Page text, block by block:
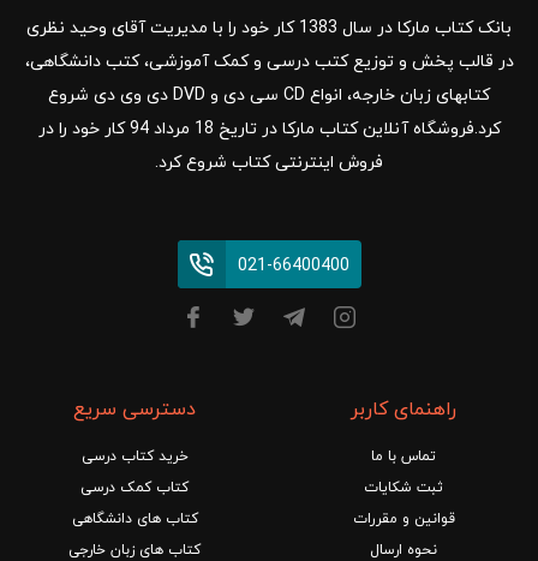
بانک کتاب مارکا در سال 1383 کار خود را با مدیریت آقای وحید نظری
در قالب پخش و توزیع کتب درسی و کمک آموزشی، کتب دانشگاهی،
کتابهای زبان خارجه، انواع CD سی دی و DVD دی وی دی شروع
کرد.فروشگاه آنلاین کتاب مارکا در تاریخ 18 مرداد 94 کار خود را در
فروش اینترنتی کتاب شروع کرد.
021-66400400
راهنمای کاربر
تماس با ما
ثبت شکایات
قوانین و مقررات
نحوه ارسال
دسترسی سریع
خرید کتاب درسی
کتاب کمک درسی
کتاب های دانشگاهی
کتاب های زبان خارجی